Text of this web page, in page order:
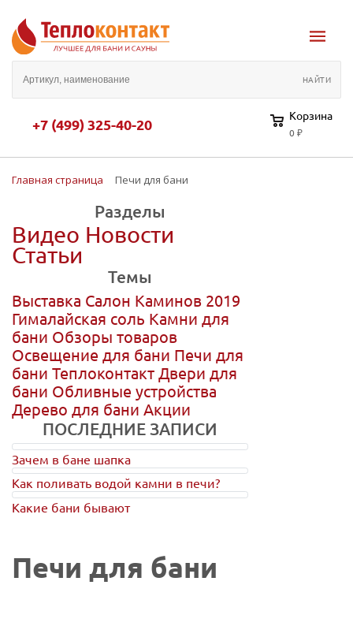
+7 (499) 325-40-20 Корзина
0 ₽
Главная страница Печи для бани
Разделы
Видео Новости
Статьи
Темы
Выставка Салон Каминов 2019
Гималайская соль Камни для
бани Обзоры товаров
Освещение для бани Печи для
бани Теплоконтакт Двери для
бани Обливные устройства
Дерево для бани Акции
ПОСЛЕДНИЕ ЗАПИСИ
Зачем в бане шапка
Как поливать водой камни в печи?
Какие бани бывают
Печи для бани